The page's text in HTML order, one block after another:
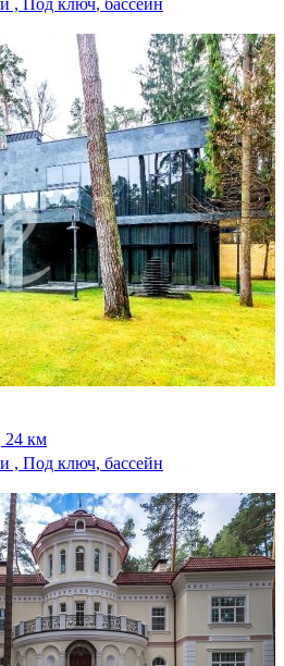
, Под ключ, бассейн
24 км
, Под ключ, бассейн